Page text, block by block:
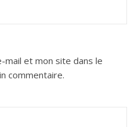
mail et mon site dans le
commentaire.